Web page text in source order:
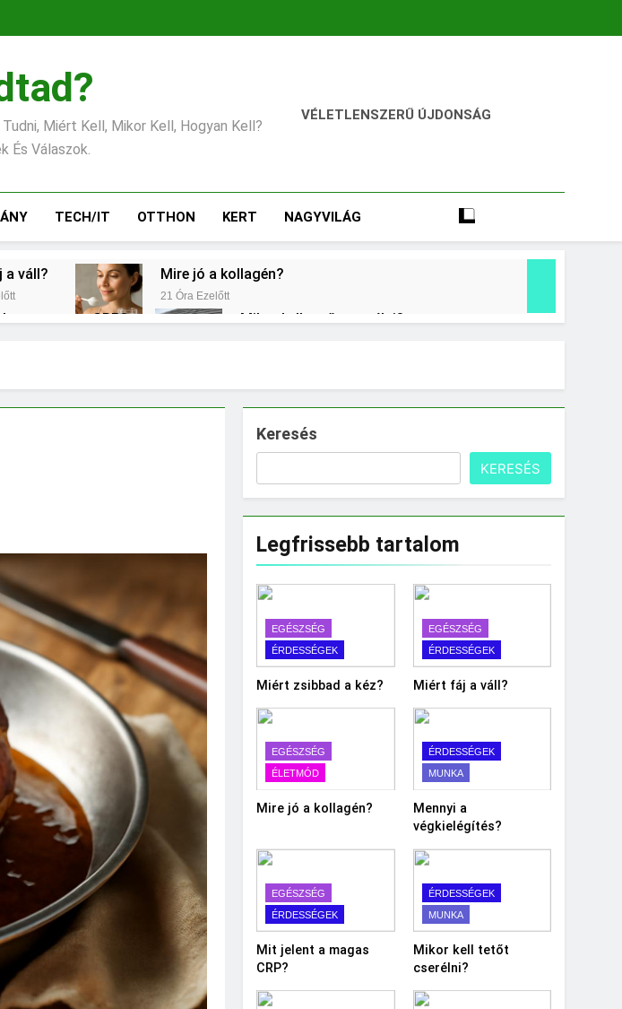
Miért Kell, Mikor Kell, Hogyan Kell?
És Válaszok.
VÉLETLENSZERŰ ÚJDONSÁG
TECH/IT OTTHON KERT NAGYVILÁG
a váll? Mire jó a kollagén?
21 Óra Ezelőtt
a magas CRP? Mikor kell tetőt cserélni?
Keresés
KERESÉS
Legfrissebb tartalom
EGÉSZSÉG
ÉRDESSÉGEK
Miért zsibbad a kéz?
EGÉSZSÉG
ÉRDESSÉGEK
Miért fáj a váll?
EGÉSZSÉG
ÉLETMÓD
Mire jó a kollagén?
ÉRDESSÉGEK
MUNKA
Mennyi a
végkielégítés?
EGÉSZSÉG
ÉRDESSÉGEK
Mit jelent a magas
CRP?
ÉRDESSÉGEK
MUNKA
Mikor kell tetőt
cserélni?